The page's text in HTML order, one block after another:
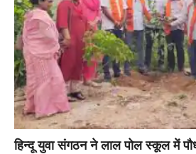
राजस्थान
देश
राजनीति
मनोरंजन
हिन्दू युवा संगठन ने लाल पोल स्कूल में